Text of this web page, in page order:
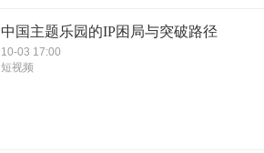
中国主题乐园的IP困局与突破路径
10-03 17:00
短视频